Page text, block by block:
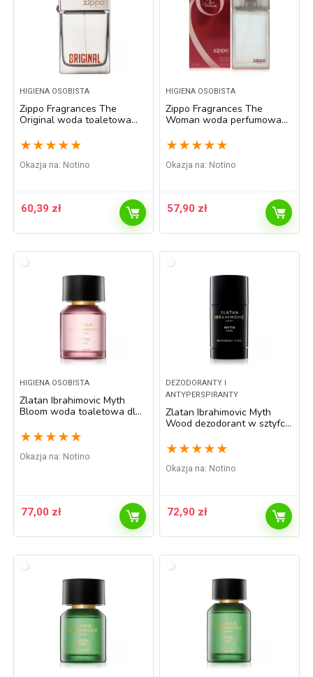
HIGIENA OSOBISTA
Zippo Fragrances The
Original woda toaletowa
★ ★ ★ ★ ★
Okazja na: Notino
60,39 zł
HIGIENA OSOBISTA
Zippo Fragrances The
Woman woda perfumowana
★ ★ ★ ★ ★
Okazja na: Notino
57,90 zł
HIGIENA OSOBISTA
Zlatan Ibrahimovic Myth
Bloom woda toaletowa dla
★ ★ ★ ★ ★
Okazja na: Notino
77,00 zł
DEZODORANTY I
ANTYPERSPIRANTY
Zlatan Ibrahimovic Myth
Wood dezodorant w sztyfcie
★ ★ ★ ★ ★
Okazja na: Notino
72,90 zł